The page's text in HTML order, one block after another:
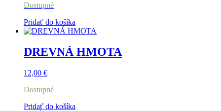
Dostupné
Pridať do košíka
DREVNÁ HMOTA
12,00 €
Dostupné
Pridať do košíka